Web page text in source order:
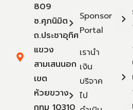
809
ซ.ศุภนิมิต
ถ.ประชาอุทิศ
แขวง
สามเสนนอก
เขต
ห้วยขวาง
Sponsor
Portal
เรานำ
เงิน
บริจาค
ไป